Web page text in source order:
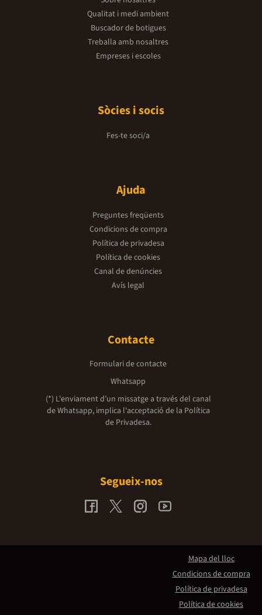
Qualitat i medi ambient
Buscador de botigues
Treballa amb nosaltres
Empreses i escoles
Sòcies i socis
Fes-te soci/a
Ajuda
Preguntes freqüents
Condicions de compra
Política de privadesa
Política de cookies
Canal de denúncies
Avís legal
Contacte
Formulari de contacte
Whatsapp
(*) L'enviament d’un missatge a través del canal
de Whatsapp, implica l'acceptació de la Política
de Privadesa.
Segueix-nos
Mapa del lloc
Condicions de compra
Política de privadesa
Política de cookies